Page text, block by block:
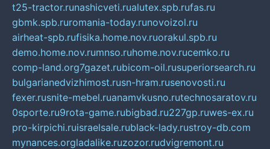
t25-tractor.runashicveti.rualutex.spb.rufas.ru
gbmk.spb.ruromania-today.runovoizol.ru
airheat-spb.rufisika.home.nov.ruorakul.spb.ru
demo.home.nov.rumnso.ruhome.nov.rucemko.ru
comp-land.org7gazet.rubicom-oil.rusuperiorsearch.ru
bulgarianedvizhimost.rusn-hram.rusenovosti.ru
fexer.rusnite-mebel.ruanamvkusno.rutechnosaratov.ru
0sporte.ru9rota-game.rubigbad.ru227gp.ruwes-ex.ru
pro-kirpichi.ruisraelsale.rublack-lady.rustroy-db.com
mynances.orgladalike.ruzozor.rudvigremont.ru